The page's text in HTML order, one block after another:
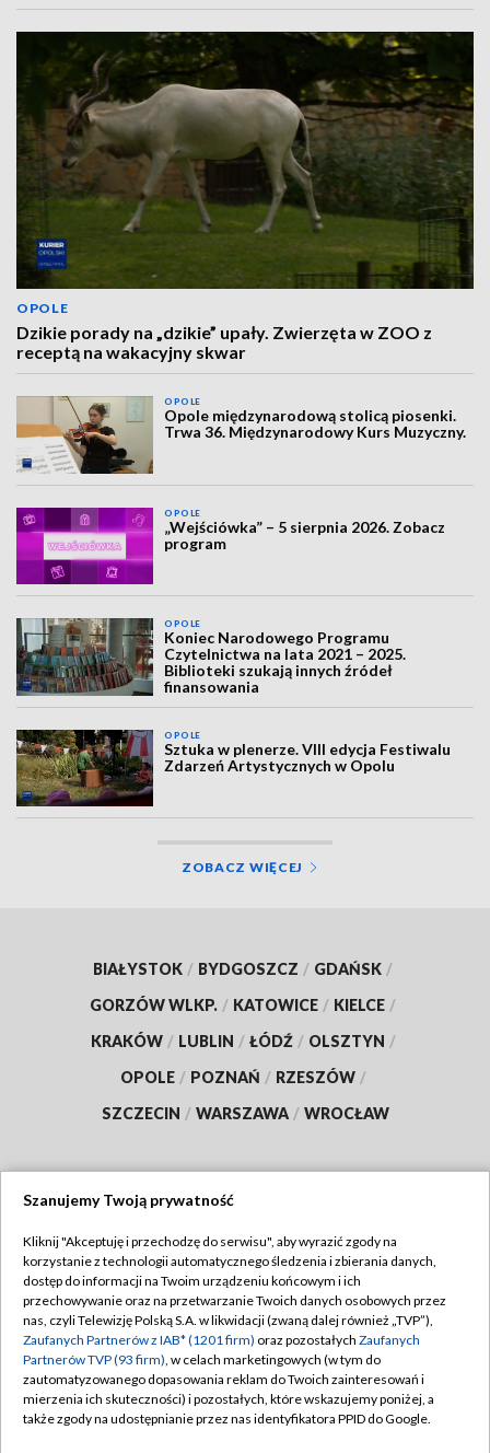
OPOLE
Dzikie porady na „dzikie” upały. Zwierzęta w ZOO z
receptą na wakacyjny skwar
OPOLE
Opole międzynarodową stolicą piosenki.
Trwa 36. Międzynarodowy Kurs Muzyczny.
OPOLE
„Wejściówka” – 5 sierpnia 2026. Zobacz
program
OPOLE
Koniec Narodowego Programu
Czytelnictwa na lata 2021 – 2025.
Biblioteki szukają innych źródeł
finansowania
OPOLE
Sztuka w plenerze. VIII edycja Festiwalu
Zdarzeń Artystycznych w Opolu
ZOBACZ WIĘCEJ
BIAŁYSTOK / BYDGOSZCZ / GDAŃSK /
GORZÓW WLKP. / KATOWICE / KIELCE /
KRAKÓW / LUBLIN / ŁÓDŹ / OLSZTYN /
OPOLE / POZNAŃ / RZESZÓW /
SZCZECIN / WARSZAWA / WROCŁAW
TVP
Abonament TVP
Emisja w TVP
Centrum informacji TVP
Naziemna Telewizja Cyfrowa
Regulamin TVP
Polityka prywatności
Moje zgody
Pomoc
Szanujemy Twoją prywatność
Kliknij "Akceptuję i przechodzę do serwisu", aby wyrazić zgody na
korzystanie z technologii automatycznego śledzenia i zbierania danych,
dostęp do informacji na Twoim urządzeniu końcowym i ich
przechowywanie oraz na przetwarzanie Twoich danych osobowych przez
nas, czyli Telewizję Polską S.A. w likwidacji (zwaną dalej również „TVP”),
Zaufanych Partnerów z IAB* (1201 firm) oraz pozostałych Zaufanych
Partnerów TVP (93 firm), w celach marketingowych (w tym do
zautomatyzowanego dopasowania reklam do Twoich zainteresowań i
mierzenia ich skuteczności) i pozostałych, które wskazujemy poniżej, a
także zgody na udostępnianie przez nas identyfikatora PPID do Google.